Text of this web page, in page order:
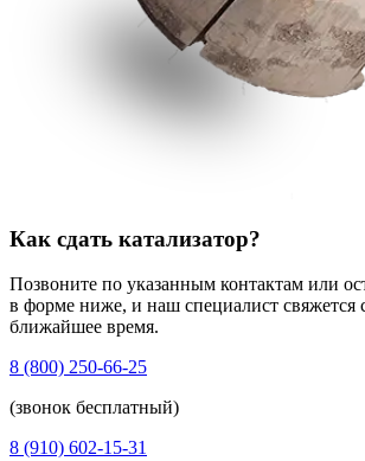
Как сдать катализатор?
Позвоните по указанным контактам или
в форме ниже, и наш специалист свяжется
ближайшее время.
8 (800) 250-66-25
(звонок бесплатный)
8 (910) 602-15-31